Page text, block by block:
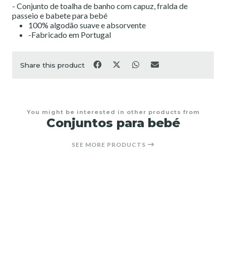
- Conjunto de toalha de banho com capuz, fralda de
passeio e babete para bebé
100% algodão suave e absorvente
-Fabricado em Portugal
Share this product
You might be interested in other products from
Conjuntos para bebé
SEE MORE PRODUCTS